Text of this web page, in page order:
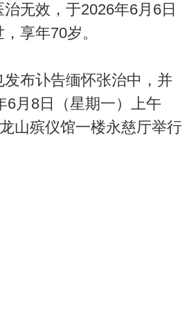
无效，于2026年6月6日
享年70岁。
布讣告缅怀张治中，并
6月8日（星期一）上午
山殡仪馆一楼永慈厅举行